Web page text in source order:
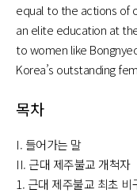
equal to the actions of
an elite education at
to women like
Korea’s outstanding
목차
I. 들어가는 말
II. 근대 제주불교 개척자
1. 근대 제주불교 최초 비